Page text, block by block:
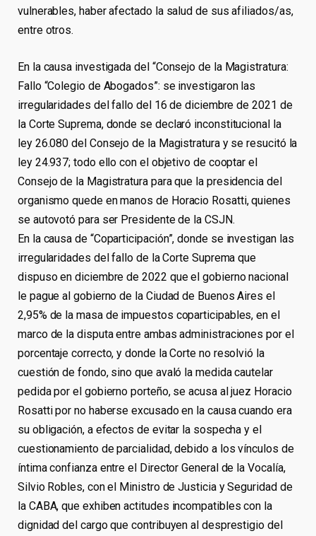
vulnerables, haber afectado la salud de sus afiliados/as,
entre otros.
En la causa investigada del “Consejo de la Magistratura:
Fallo “Colegio de Abogados”: se investigaron las
irregularidades del fallo del 16 de diciembre de 2021 de
la Corte Suprema, donde se declaró inconstitucional la
ley 26.080 del Consejo de la Magistratura y se resucitó la
ley 24.937; todo ello con el objetivo de cooptar el
Consejo de la Magistratura para que la presidencia del
organismo quede en manos de Horacio Rosatti, quienes
se autovotó para ser Presidente de la CSJN.
En la causa de “Coparticipación”, donde se investigan las
irregularidades del fallo de la Corte Suprema que
dispuso en diciembre de 2022 que el gobierno nacional
le pague al gobierno de la Ciudad de Buenos Aires el
2,95% de la masa de impuestos coparticipables, en el
marco de la disputa entre ambas administraciones por el
porcentaje correcto, y donde la Corte no resolvió la
cuestión de fondo, sino que avaló la medida cautelar
pedida por el gobierno porteño, se acusa al juez Horacio
Rosatti por no haberse excusado en la causa cuando era
su obligación, a efectos de evitar la sospecha y el
cuestionamiento de parcialidad, debido a los vínculos de
íntima confianza entre el Director General de la Vocalía,
Silvio Robles, con el Ministro de Justicia y Seguridad de
la CABA, que exhiben actitudes incompatibles con la
dignidad del cargo que contribuyen al desprestigio del